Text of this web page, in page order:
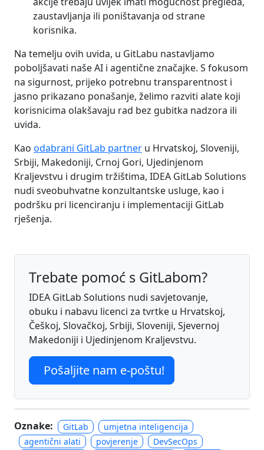
zaustavljanja ili poništavanja od strane
korisnika.
Na temelju ovih uvida, u GitLabu nastavljamo
poboljšavati naše AI i agentične značajke. S fokusom
na sigurnost, prijeko potrebnu transparentnost i
jasno prikazano ponašanje, želimo razviti alate koji
korisnicima olakšavaju rad bez gubitka nadzora ili
uvida.
Kao odabrani GitLab partner u Hrvatskoj, Sloveniji,
Srbiji, Makedoniji, Crnoj Gori, Ujedinjenom
Kraljevstvu i drugim tržištima, IDEA GitLab Solutions
nudi sveobuhvatne konzultantske usluge, kao i
podršku pri licenciranju i implementaciji GitLab
rješenja.
Trebate pomoć s GitLabom?
IDEA GitLab Solutions nudi savjetovanje,
obuku i nabavu licenci za tvrtke u Hrvatskoj,
Češkoj, Slovačkoj, Srbiji, Sloveniji, Sjevernoj
Makedoniji i Ujedinjenom Kraljevstvu.
Pošaljite nam e-poštu!
Oznake: GitLab
umjetna inteligencija
agentični alati
povjerenje
DevSecOps